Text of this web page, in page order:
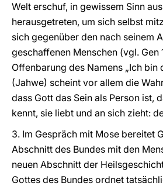
Welt erschuf, in gewissem Sinn
herausgetreten, um sich selbst
sich gegenüber den nach seinem
geschaffenen Menschen (vgl. Gen
Offenbarung des Namens „Ich bin
(Jahwe) scheint vor allem die
dass Gott das Sein als Person ist,
kennt, sie liebt und an sich zieht:
3. Im Gespräch mit Mose bereitet
Abschnitt des Bundes mit den
neuen Abschnitt der
Gottes des Bundes ordnet